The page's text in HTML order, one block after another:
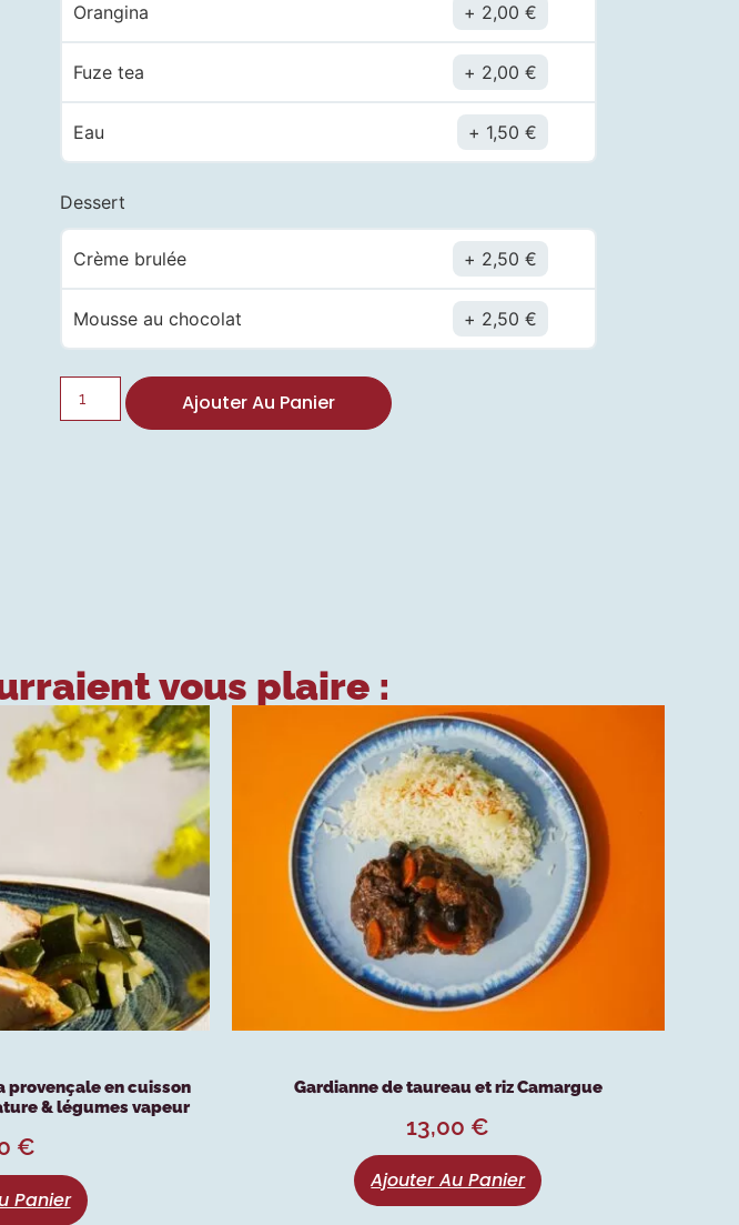
Orangina 2,00€
Fuze tea 2,00€
Eau 1,50€
Dessert
Crème brulée 2,50€
Mousse au chocolat 2,50€
Ajouter Au Panier
vous plaire :
provençale en cuisson
& légumes vapeur
€
Panier
Gardianne de taureau et riz Camargue
13,00 €
Ajouter Au Panier